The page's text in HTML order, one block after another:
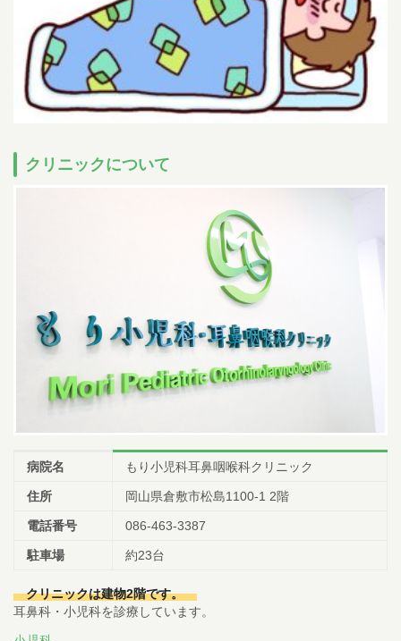
下記の時間の予約が可能です。
小児科
午前07:00-11:00 午後14:00-17:00
午前07:00-12:00
耳鼻科
午前07:00-11:00 午後
（土曜日 /
07:00-12:00
順番予約は午前中に午後の予約・受付はできません。
予約はこちら
クリニックについて
病院名 もり小児科耳鼻咽喉科クリニック
住所 岡山県倉敷市松島1100-1 2階
電話番号 086-463-3387
駐車場 約23台
クリニックは建物2階です。
耳鼻科・小児科を診療しています。